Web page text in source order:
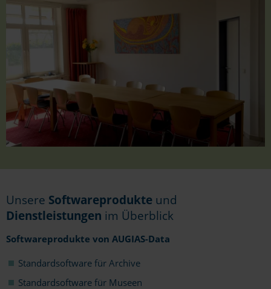
Unsere Softwareprodukte und
Dienstleistungen im Überblick
Softwareprodukte von AUGIAS-Data
Standardsoftware für Archive
Standardsoftware für Museen